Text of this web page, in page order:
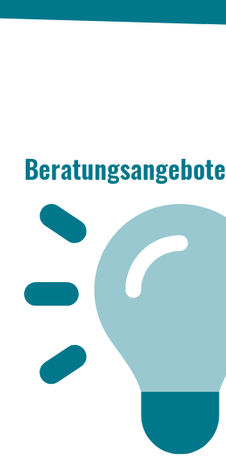
Beratungsangebote